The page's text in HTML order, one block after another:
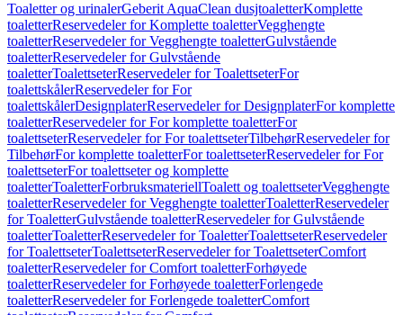
Toaletter og urinalerGeberit AquaClean dusjtoaletterKomplette
toaletterReservedeler for Komplette toaletterVegghengte
toaletterReservedeler for Vegghengte toaletterGulvstående
toaletterReservedeler for Gulvstående
toaletterToalettseterReservedeler for ToalettseterFor
toalettskålerReservedeler for For
toalettskålerDesignplaterReservedeler for DesignplaterFor komplette
toaletterReservedeler for For komplette toaletterFor
toalettseterReservedeler for For toalettseterTilbehørReservedeler for
TilbehørFor komplette toaletterFor toalettseterReservedeler for For
toalettseterFor toalettseter og komplette
toaletterToaletterForbruksmateriellToalett og toalettseterVegghengte
toaletterReservedeler for Vegghengte toaletterToaletterReservedeler
for ToaletterGulvstående toaletterReservedeler for Gulvstående
toaletterToaletterReservedeler for ToaletterToalettseterReservedeler
for ToalettseterToalettseterReservedeler for ToalettseterComfort
toaletterReservedeler for Comfort toaletterForhøyede
toaletterReservedeler for Forhøyede toaletterForlengede
toaletterReservedeler for Forlengede toaletterComfort